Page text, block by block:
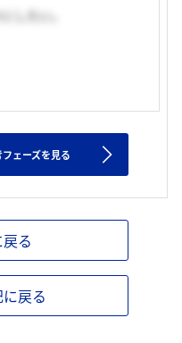
したい。
ェーズを見る
る
戻る